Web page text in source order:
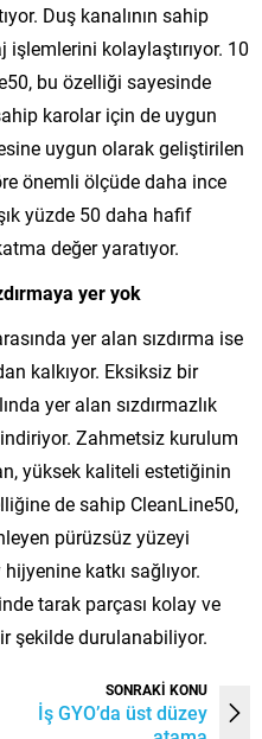
Duş kanalının sahip
kolaylaştırıyor. 10
bu özelliği sayesinde
karolar için de uygun
uygun olarak geliştirilen
önemli ölçüde daha ince
yüzde 50 daha hafif
değer yaratıyor.
yer yok
yer alan sızdırma ise
kalkıyor. Eksiksiz bir
yer alan sızdırmazlık
Zahmetsiz kurulum
yüksek kaliteli estetiğinin
de sahip CleanLine50,
pürüzsüz yüzeyi
katkı sağlıyor.
tarak parçası kolay ve
şekilde durulanabiliyor.
SONRAKİ KONU
İş GYO’da üst düzey